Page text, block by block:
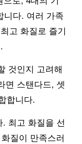
니다. 여러 가족
고 화질로 즐기
것인지 고려해
면 스탠다드, 셋
합니다.
최고 화질을 선
질이 만족스러